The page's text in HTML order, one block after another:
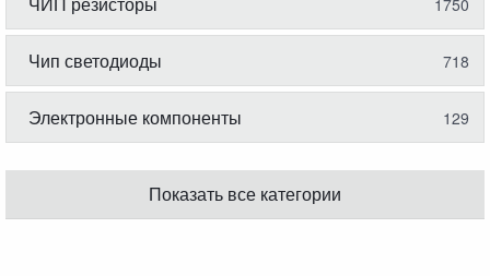
1750
Чип светодиоды 718
Электронные компоненты 129
Показать все категории